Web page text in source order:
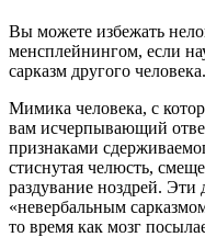
Вы можете избежать
менсплейнингом, если
сарказм другого человека.
Мимика человека, с
вам исчерпывающий
признаками
стиснутая челюсть,
раздувание ноздрей.
«невербальным
то время как мозг